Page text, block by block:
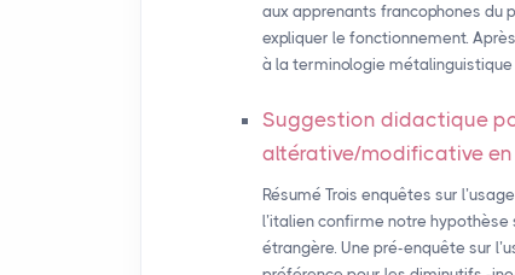
aux apprenants francophones du
expliquer le fonctionnement.
à la terminologie
Suggestion didactique
altérative/modificative
Résumé Trois enquêtes sur
l’italien confirme notre
étrangère. Une pré-enquête sur